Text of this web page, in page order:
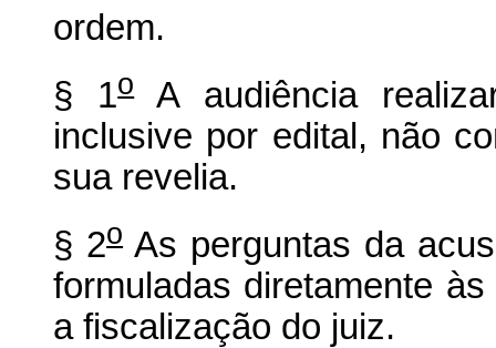
ordem.
§ 1oA audiência
inclusive por edital, não
sua revelia.
§ 2oAs perguntas da
formuladas diretamente
a fiscalização do juiz.